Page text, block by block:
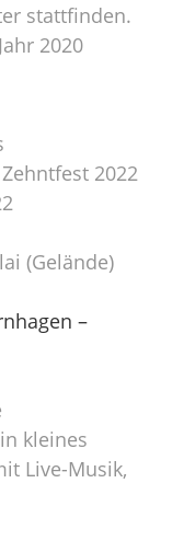
stattfinden.
2020
2022
(Gelände)
–
kleines
Live-Musik,